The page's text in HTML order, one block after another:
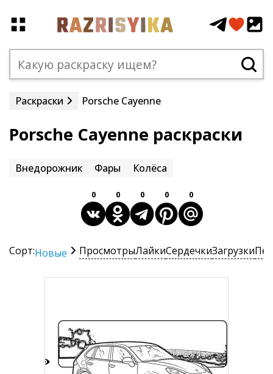
Раскраски Porsche Cayenne
Porsche Cayenne раскраски
Внедорожник Фары Колёса
0 0 0 0 0
Сорт:Новые ПросмотрыЛайкиСердечкиЗагрузки